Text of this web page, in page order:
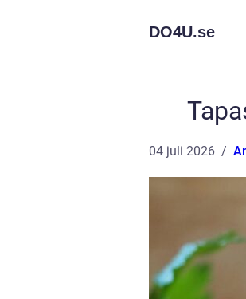
DO4U.se
04 juli 2026